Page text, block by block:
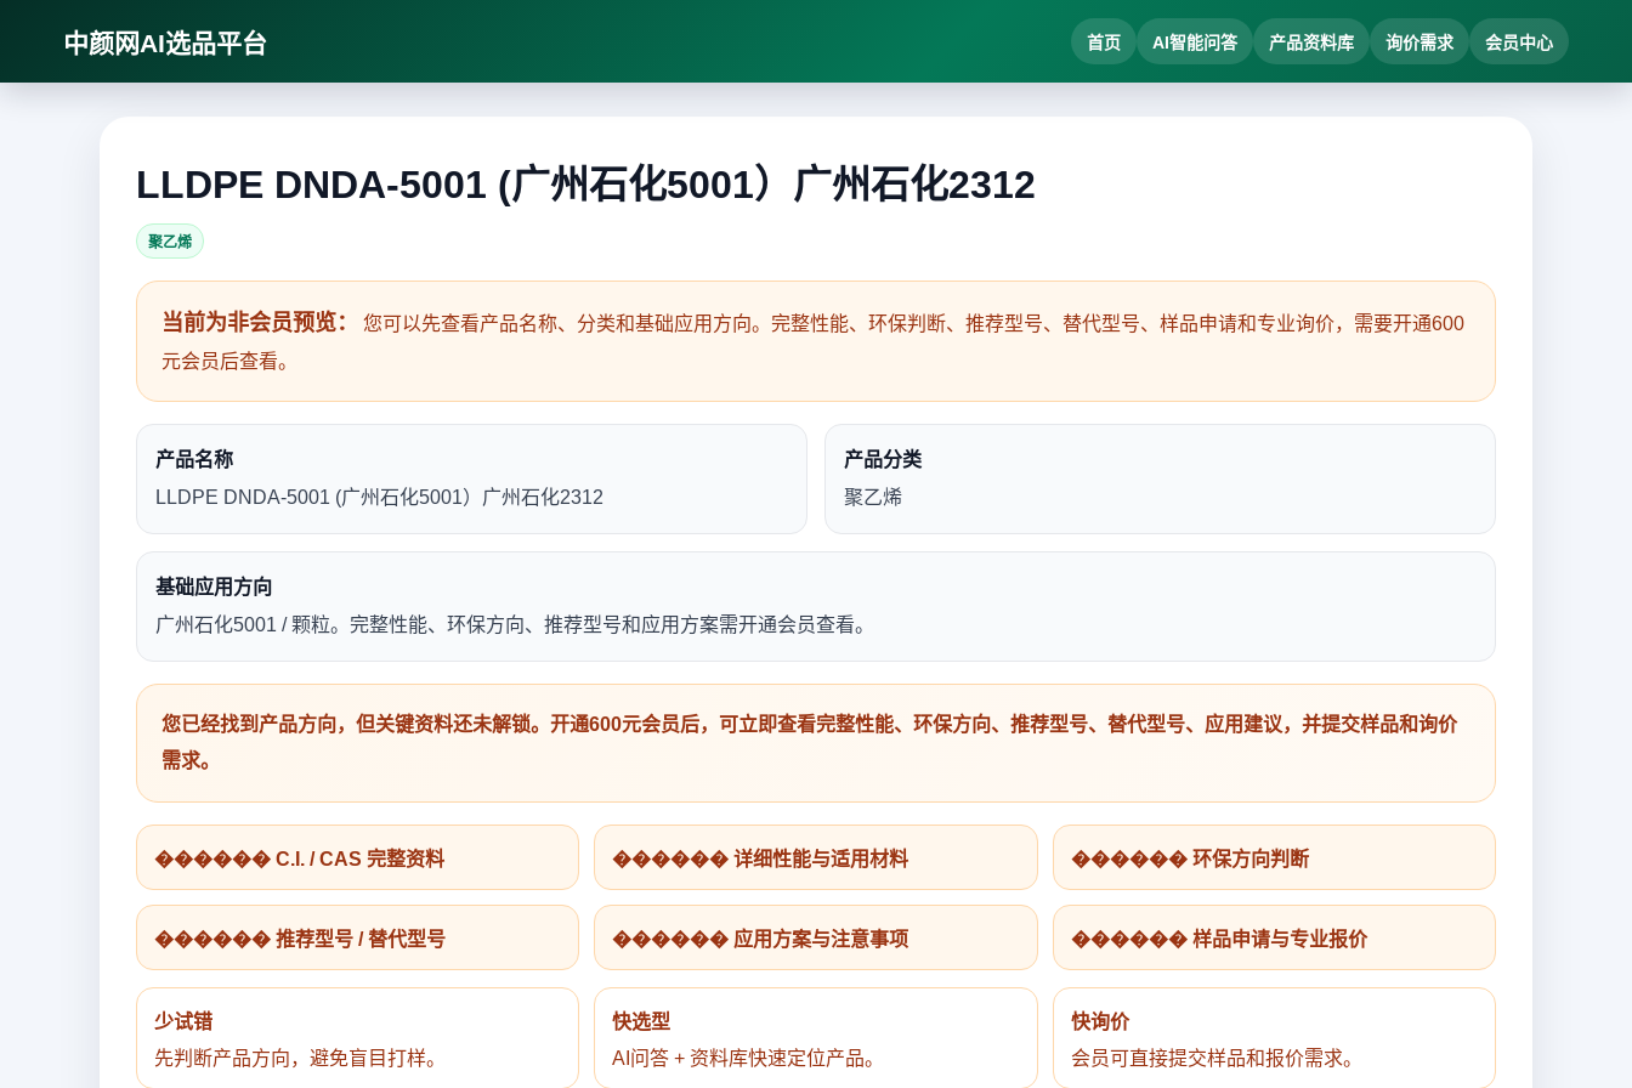
中颜网AI选品平台 首页 AI智能问答 产品资料库 询价需求 会员中心
LLDPE DNDA-5001 (广州石化5001）广州石化2312
聚乙烯
当前为非会员预览：
您可以先查看产品名称、分类和基础应用方向。完整性能、环保判断、推荐型号、替代型号、样品申请和专业询价，需要开通600
元会员后查看。
产品名称
LLDPE DNDA-5001 (广州石化5001）广州石化2312
产品分类
聚乙烯
基础应用方向
广州石化5001 / 颗粒。完整性能、环保方向、推荐型号和应用方案需开通会员查看。
您已经找到产品方向，但关键资料还未解锁。开通600元会员后，可立即查看完整性能、环保方向、推荐型号、替代型号、应用建议，并提交样品和询价
需求。
������ C.I. / CAS 完整资料 ������ 详细性能与适用材料 ������ 环保方向判断
������ 推荐型号 / 替代型号 ������ 应用方案与注意事项 ������ 样品申请与专业报价
少试错
先判断产品方向，避免盲目打样。
快选型
AI问答 + 资料库快速定位产品。
快询价
会员可直接提交样品和报价需求。